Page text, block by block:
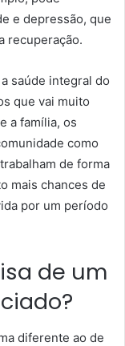
e depressão, que
recuperação.
saúde integral do
que vai muito
a família, os
como
de forma
mais chances de
por um período
de um
diferente ao de